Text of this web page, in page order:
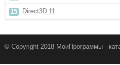
Direct3D 11
© Copyright 2018 МоиПрограммы -